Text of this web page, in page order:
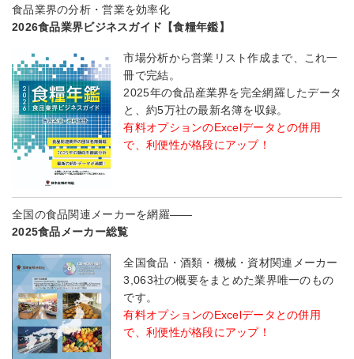
食品業界の分析・営業を効率化
2026食品業界ビジネスガイド【食糧年鑑】
市場分析から営業リスト作成まで、これ一
冊で完結。
2025年の食品産業界を完全網羅したデータ
と、約5万社の最新名簿を収録。
有料オプションのExcelデータとの併用
で、利便性が格段にアップ！
全国の食品関連メーカーを網羅――
2025食品メーカー総覧
全国食品・酒類・機械・資材関連メーカー
3,063社の概要をまとめた業界唯一のもの
です。
有料オプションのExcelデータとの併用
で、利便性が格段にアップ！